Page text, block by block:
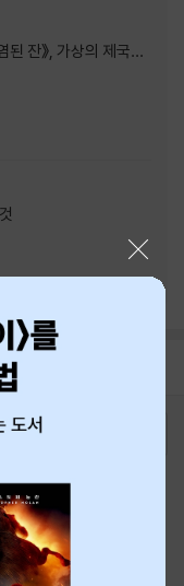
된 잔》, 가상의 제국이
건의 치밀함이 이루어
중고샵 1566-4295
년보호정책